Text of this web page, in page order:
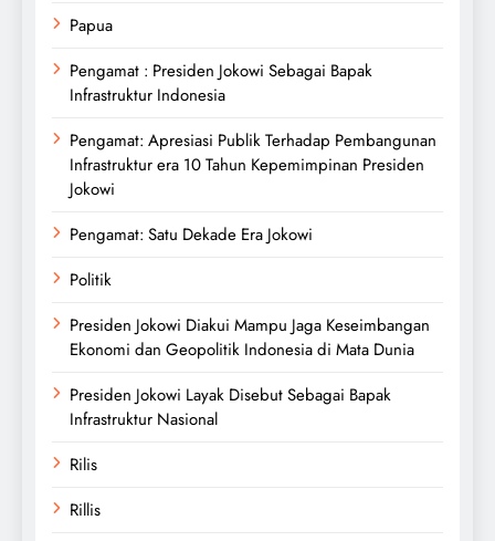
Papua
Pengamat : Presiden Jokowi Sebagai Bapak
Infrastruktur Indonesia
Pengamat: Apresiasi Publik Terhadap Pembangunan
Infrastruktur era 10 Tahun Kepemimpinan Presiden
Jokowi
Pengamat: Satu Dekade Era Jokowi
Politik
Presiden Jokowi Diakui Mampu Jaga Keseimbangan
Ekonomi dan Geopolitik Indonesia di Mata Dunia
Presiden Jokowi Layak Disebut Sebagai Bapak
Infrastruktur Nasional
Rilis
Rillis